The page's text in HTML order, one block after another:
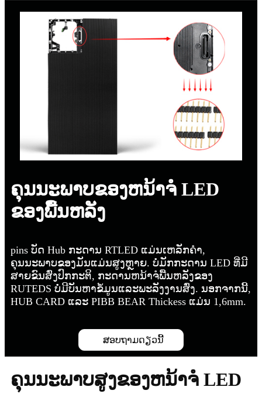
ຄຸນນະພາບຂອງຫນ້າຈໍ LED
ຂອງພື້ນຫລັງ
pins ບັດ Hub ກະດານ RTLED ແມ່ນເຫລັກຄໍາ,
ຄຸນນະພາບຂອງມັນແມ່ນສູງຫຼາຍ. ບໍ່ມັກກະດານ LED ທີ່ມີ
ສາຍຂົນສົ່ງປົກກະຕິ, ກະດານຫນ້າຈໍພື້ນຫລັງຂອງ
RUTEDS ບໍ່ມີບັນຫາຂໍ້ມູນແລະພະລັງງານສົ່ງ. ນອກຈາກນີ້,
HUB CARD ແລະ PIBB BEAR Thickess ແມ່ນ 1,6mm.
ສອບຖາມດຽວນີ້
ຄຸນນະພາບສູງຂອງຫນ້າຈໍ LED